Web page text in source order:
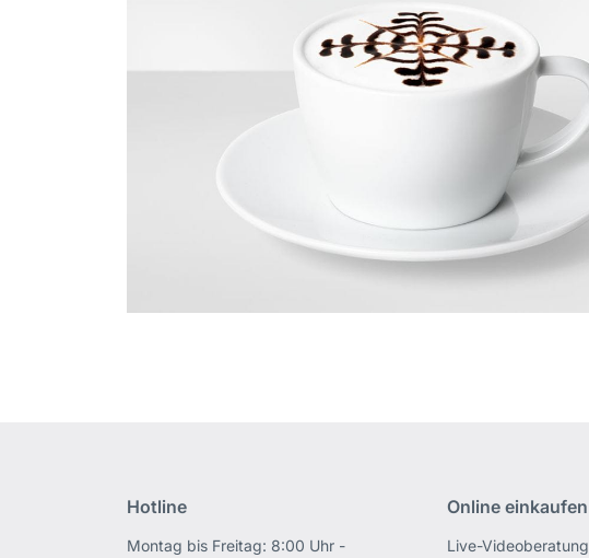
Hotline
Montag bis Freitag: 8:00 Uhr -
Online einkaufen
Live-Videoberatung